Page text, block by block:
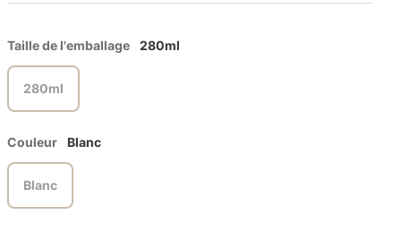
Taille de l'emballage 280ml
280ml
Couleur Blanc
Blanc